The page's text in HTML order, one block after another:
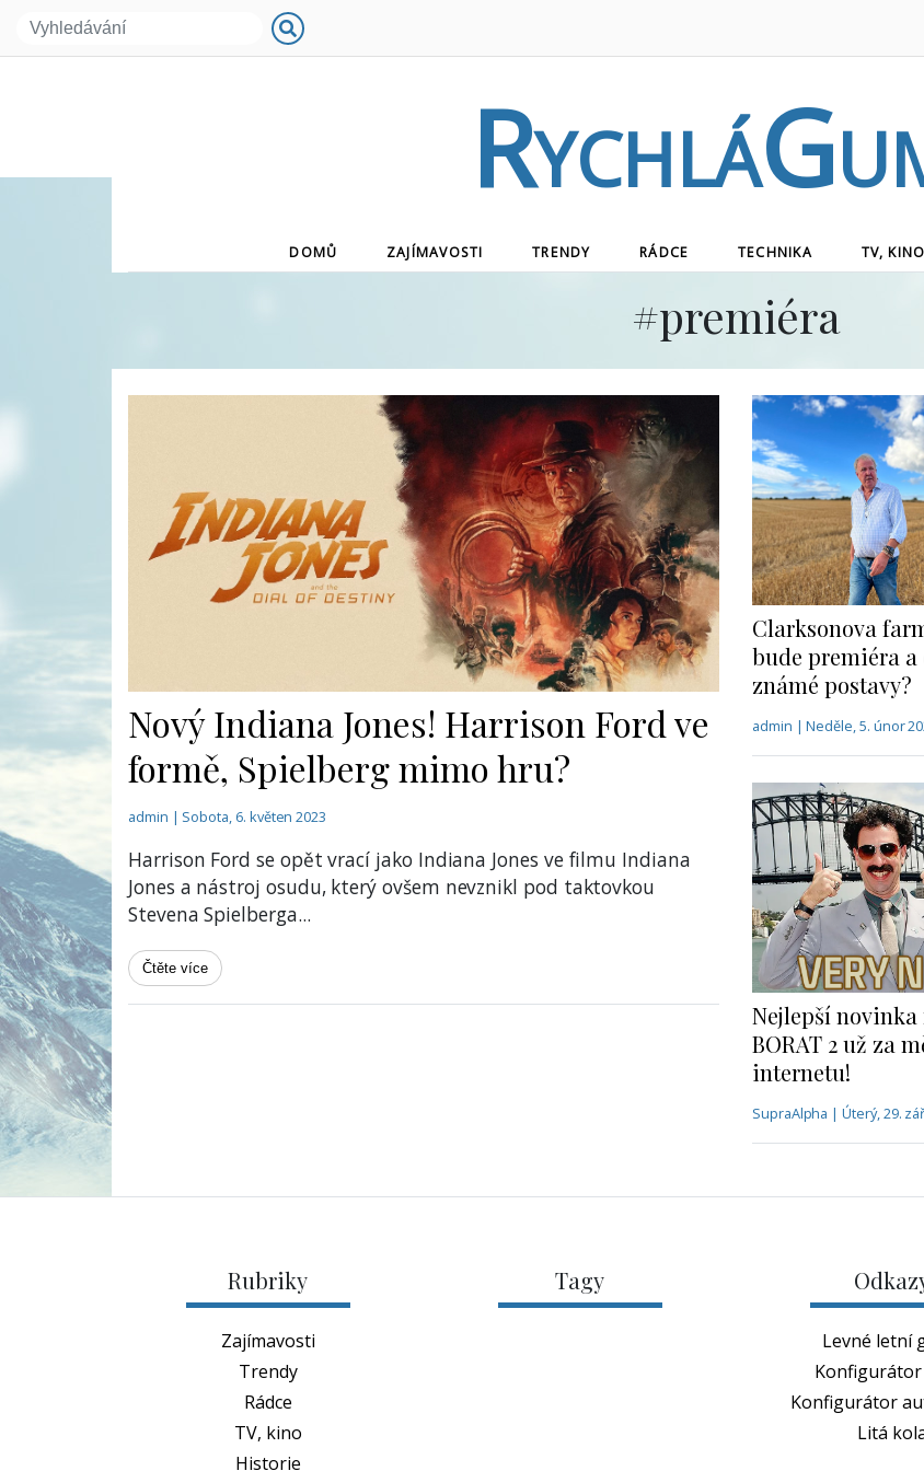
DOMŮ (CURRENT)ZAJÍMAVOSTI TRENDY RÁDCE TECHNIKA TV, KINO
#premiéra
Nový Indiana Jones! Harrison Ford ve
formě, Spielberg mimo hru?
admin | Sobota, 6. květen 2023
Harrison Ford se opět vrací jako Indiana Jones ve filmu Indiana
Jones a nástroj osudu, který ovšem nevznikl pod taktovkou
Stevena Spielberga...
Čtěte více
Clarksonova
bude premiéra a
známé postavy?
admin | Neděle, 5. únor
Nejlepší novinka
BORAT 2 už za
internetu!
SupraAlpha | Úterý, 29.
Rubriky
Zajímavosti
Trendy
Rádce
TV, kino
Historie
Tagy
Levné letní
Konfigurátor
Litá